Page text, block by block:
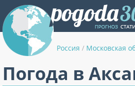
Россия / Московская
Погода в